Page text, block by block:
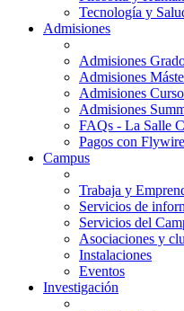
Tecnología y
Admisiones
Admisiones
Admisiones
Admisiones
Admisiones
FAQs - La Salle
Pagos con Flywire
Campus
Trabaja y
Servicios de
Servicios del
Asociaciones y
Instalaciones
Eventos
Investigación